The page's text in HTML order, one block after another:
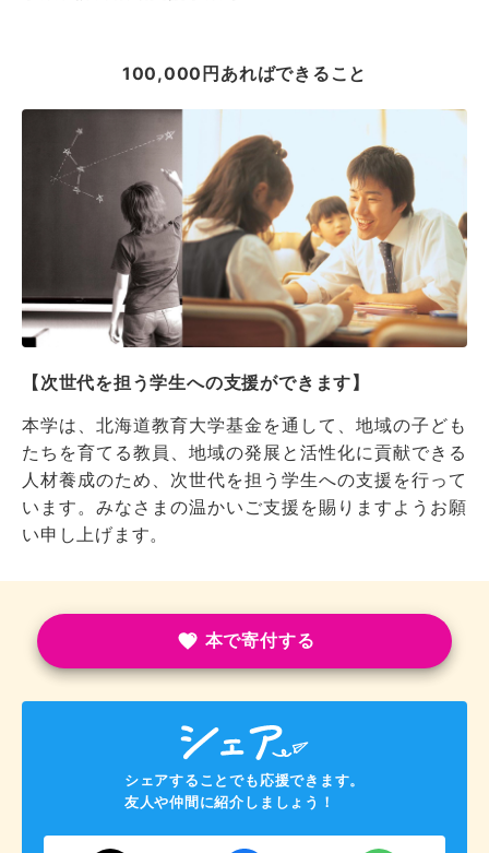
100,000円あればできること
【次世代を担う学生への支援ができます】
本学は、北海道教育大学基金を通して、地域の子ども
たちを育てる教員、地域の発展と活性化に貢献できる
人材養成のため、次世代を担う学生への支援を行って
います。みなさまの温かいご支援を賜りますようお願
い申し上げます。
本で寄付する
シェアすることでも応援できます。
友人や仲間に紹介しましょう！